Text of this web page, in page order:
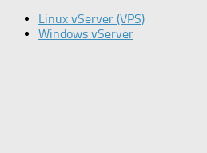
Linux vServer (VPS)
Windows vServer